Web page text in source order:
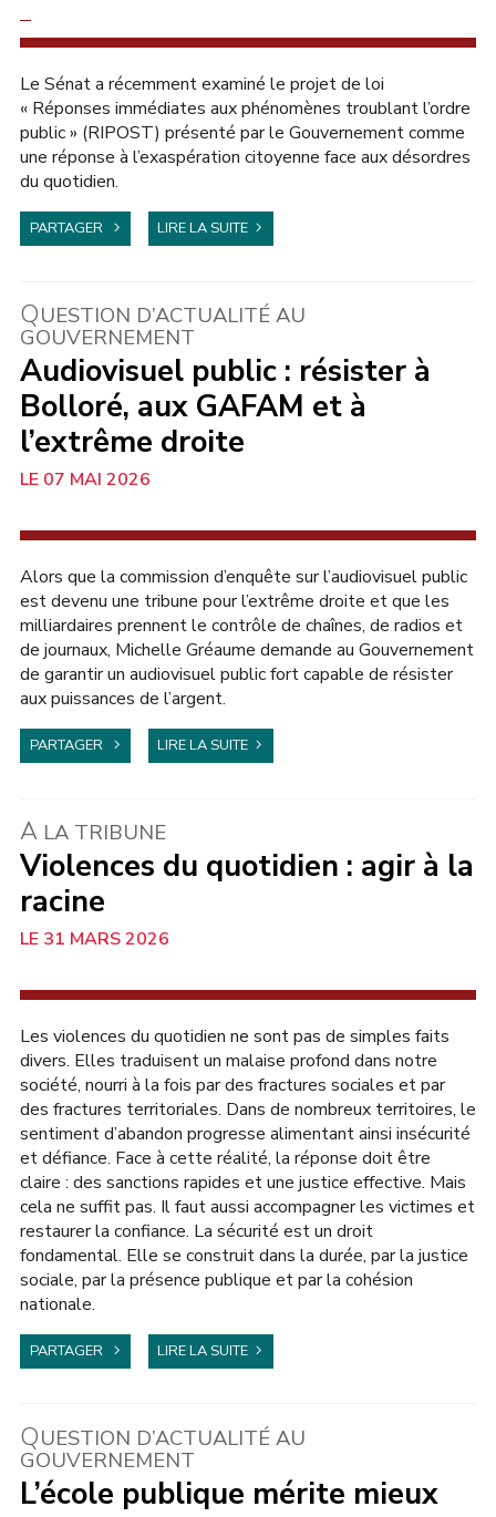
Le Sénat a récemment examiné le projet de loi
« Réponses immédiates aux phénomènes troublant l’ordre
public » (RIPOST) présenté par le Gouvernement comme
une réponse à l’exaspération citoyenne face aux désordres
du quotidien.
PARTAGER LIRE LA SUITE
QUESTION D’ACTUALITÉ AU
GOUVERNEMENT
Audiovisuel public : résister à
Bolloré, aux GAFAM et à
l’extrême droite
07 MAI 2026
Alors que la commission d’enquête sur l’audiovisuel public
est devenu une tribune pour l’extrême droite et que les
milliardaires prennent le contrôle de chaînes, de radios et
de journaux, Michelle Gréaume demande au Gouvernement
de garantir un audiovisuel public fort capable de résister
aux puissances de l’argent.
PARTAGER LIRE LA SUITE
ÀLA TRIBUNE
Violences du quotidien : agir à la
racine
31 MARS 2026
Les violences du quotidien ne sont pas de simples faits
divers. Elles traduisent un malaise profond dans notre
société, nourri à la fois par des fractures sociales et par
des fractures territoriales. Dans de nombreux territoires, le
sentiment d’abandon progresse alimentant ainsi insécurité
et défiance. Face à cette réalité, la réponse doit être
claire : des sanctions rapides et une justice effective. Mais
cela ne suffit pas. Il faut aussi accompagner les victimes et
restaurer la confiance. La sécurité est un droit
fondamental. Elle se construit dans la durée, par la justice
sociale, par la présence publique et par la cohésion
nationale.
PARTAGER LIRE LA SUITE
QUESTION D’ACTUALITÉ AU
GOUVERNEMENT
L’école publique mérite mieux